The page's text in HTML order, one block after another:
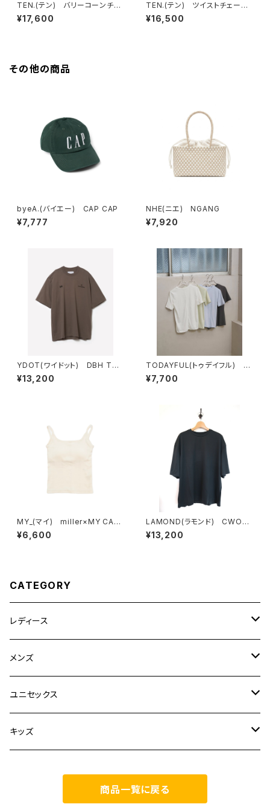
TEN.(テン) バリーコーンチェ
ーンネックレス SV 38cm
¥17,600
TEN.(テン) ツイストチェーン
ネックレス SV 38cm
¥16,500
その他の商品
byeA.(バイエー) CAP CAP
¥7,777
NHE(ニエ) NGANG
¥7,920
YDOT(ワイドット) DBH TSH
IRT
¥13,200
TODAYFUL(トゥデイフル) Hi
ghgauge Compact T-shirt
s
¥7,700
MY_(マイ) miller×MY CAMI
SOLE
¥6,600
LAMOND(ラモンド) CWOO
L TEE
¥13,200
CATEGORY
レディース
CLANE
TOPS
BOTTOMS
TEN.
ETRE TOKYO
メンズ
FUJITO
TOPS
CURLY
ユニセックス
20/80
キッズ
商品一覧に戻る